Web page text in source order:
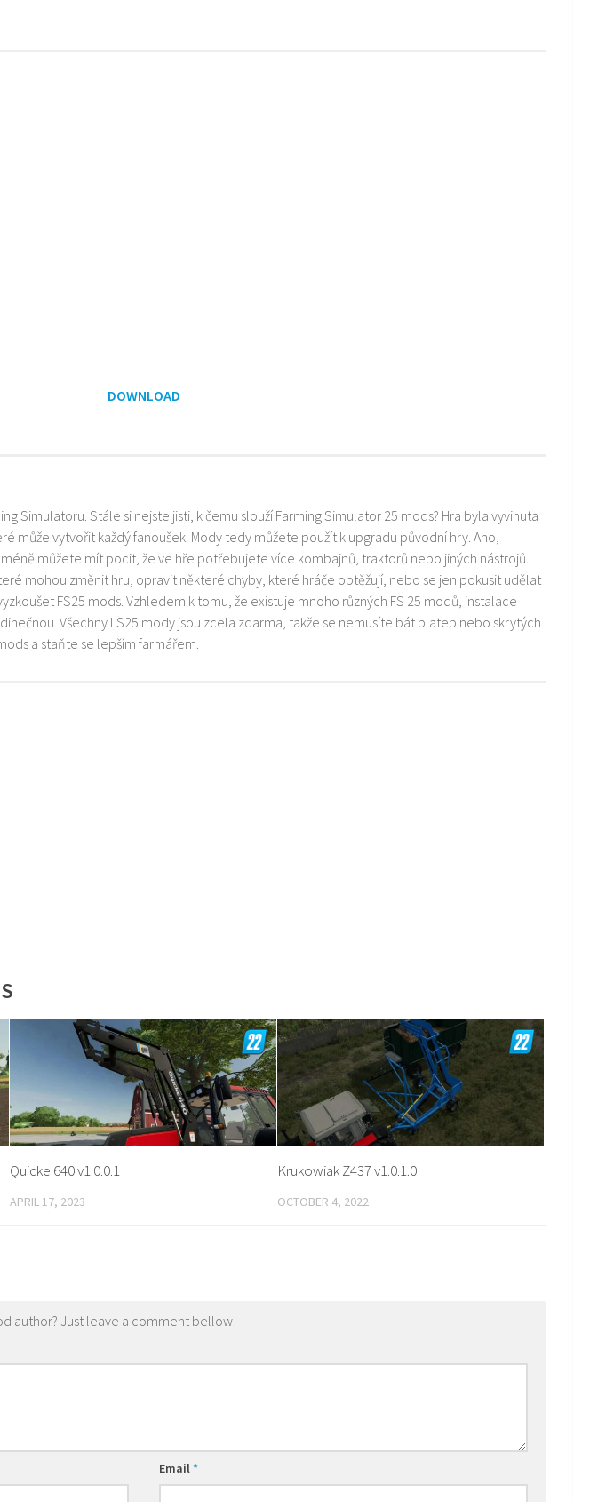
DOWNLOAD
Simulatoru. Stále si nejste jisti, k čemu slouží Farming Simulator 25 mods? Hra byla vyvinuta
může vytvořit každý fanoušek. Mody tedy můžete použít k upgradu původní hry. Ano,
můžete mít pocit, že ve hře potřebujete více kombajnů, traktorů nebo jiných nástrojů.
mohou změnit hru, opravit některé chyby, které hráče obtěžují, nebo se jen pokusit udělat
FS25 mods. Vzhledem k tomu, že existuje mnoho různých FS 25 modů, instalace
Všechny LS25 mody jsou zcela zdarma, takže se nemusíte bát plateb nebo skrytých
a staňte se lepším farmářem.
Quicke 640 v1.0.0.1
APRIL 17, 2023
Krukowiak Z437 v1.0.1.0
OCTOBER 4, 2022
author? Just leave a comment bellow!
Email*